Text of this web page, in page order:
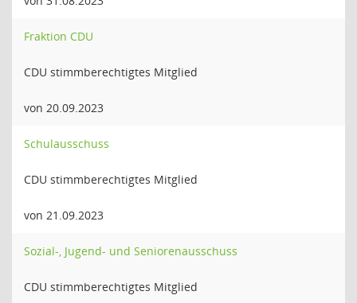
Fraktion CDU
CDU stimmberechtigtes Mitglied
von 20.09.2023
Schulausschuss
CDU stimmberechtigtes Mitglied
von 21.09.2023
Sozial-, Jugend- und Seniorenausschuss
CDU stimmberechtigtes Mitglied